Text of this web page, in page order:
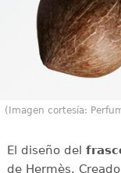
(Imagen cortesía:
El diseño del
de Hermès.